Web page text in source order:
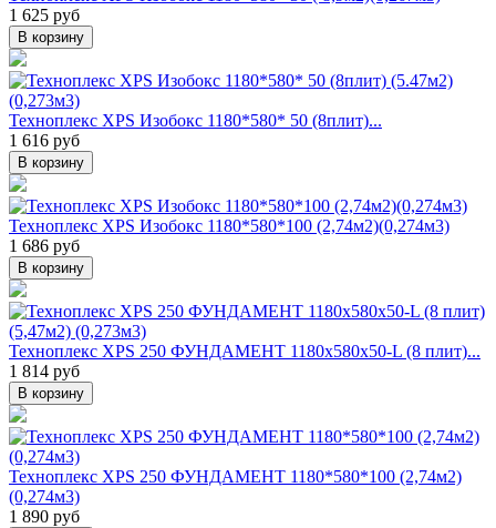
1 625 руб
В корзину
Техноплекс XPS Изобокс 1180*580* 50 (8плит)...
1 616 руб
В корзину
Техноплекс XPS Изобокс 1180*580*100 (2,74м2)(0,274м3)
1 686 руб
В корзину
Техноплекс XPS 250 ФУНДАМЕНТ 1180х580х50-L (8 плит)...
1 814 руб
В корзину
Техноплекс XPS 250 ФУНДАМЕНТ 1180*580*100 (2,74м2)
(0,274м3)
1 890 руб